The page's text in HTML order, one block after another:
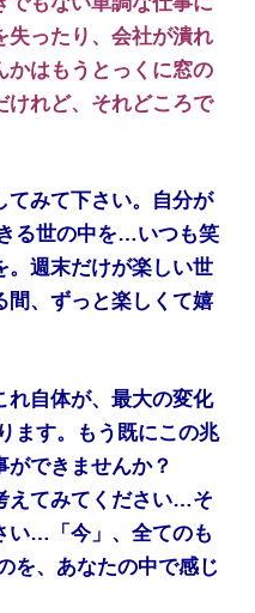
失ったり、会社が潰れ
かはもうとっくに窓の
けれど、それどころで
てみて下さい。自分が
る世の中を…いつも笑
。週末だけが楽しい世
、ずっと楽しくて嬉
自体が、最大の変化
ます。もう既にこの兆
できませんか？
えてみてください…そ
い…「今」、全てのも
を、あなたの中で感じ